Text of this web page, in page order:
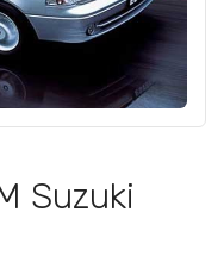
Suzuki